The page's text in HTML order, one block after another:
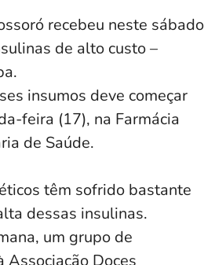
recebeu neste sábado
de alto custo –
insumos deve começar
feira (17), na Farmácia
de Saúde.
têm sofrido bastante
dessas insulinas.
um grupo de
Associação Doces